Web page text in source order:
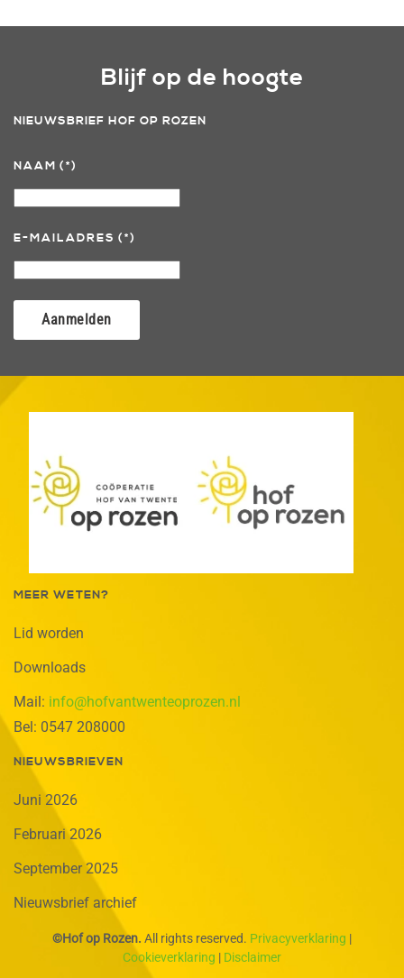
Blijf op de hoogte
NIEUWSBRIEF HOF OP ROZEN
NAAM (*)
E-MAILADRES (*)
Aanmelden
MEER WETEN?
Lid worden
Downloads
Mail: info@hofvantwenteoprozen.nl
Bel: 0547 208000
NIEUWSBRIEVEN
Juni 2026
Februari 2026
September 2025
Nieuwsbrief archief
©Hof op Rozen. All rights reserved. Privacyverklaring |
Cookieverklaring | Disclaimer